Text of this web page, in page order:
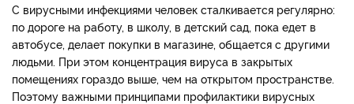
С вирусными инфекциями человек сталкивается регулярно:
по дороге на работу, в школу, в детский сад, пока едет в
автобусе, делает покупки в магазине, общается с другими
людьми. При этом концентрация вируса в закрытых
помещениях гораздо выше, чем на открытом пространстве.
Поэтому важными принципами профилактики вирусных